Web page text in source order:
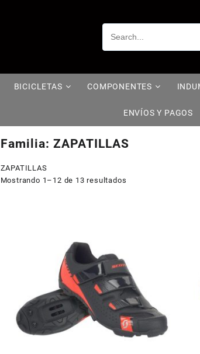
BICICLETAS COMPONENTES
ENVÍOS Y PAGOS
Familia: ZAPATILLAS
ZAPATILLAS
Mostrando 1–12 de 13 resultados